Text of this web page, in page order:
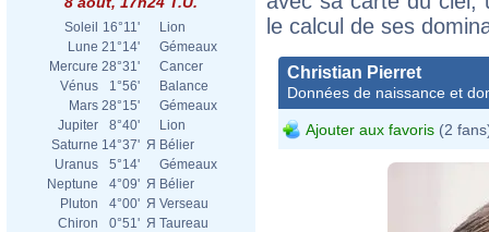
Soleil 16°11'
Lion
Lune 21°14'
Gémeaux
Mercure 28°31'
Cancer
Vénus
1°56'
Balance
Mars 28°15'
Gémeaux
Jupiter
8°40'
Lion
Saturne 14°37' Я Bélier
Uranus
5°14'
Gémeaux
Neptune
4°09' Я Bélier
Pluton
4°00' Я Verseau
Chiron
0°51' Я Taureau
le calcul de ses
Christian Pierret
Données de naissance et
Ajouter aux favoris (2